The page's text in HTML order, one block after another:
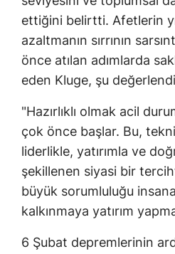
ettiğini belirtti. Afetlerin
azaltmanın sırrının
önce atılan adımlarda
eden Kluge, şu
"Hazırlıklı olmak acil
çok önce başlar. Bu,
liderlikle, yatırımla ve
şekillenen siyasi bir
büyük sorumluluğu
kalkınmaya yatırım
6 Şubat depremlerinin